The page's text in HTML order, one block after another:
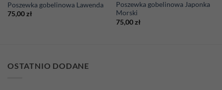
Poszewka gobelinowa Lawenda
75,00zł
Poszewka gobelinowa Japonka
Morski
75,00zł
OSTATNIO DODANE